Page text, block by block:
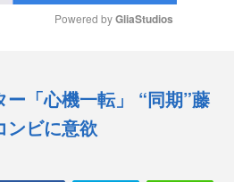
e
Powered by GliaStudios
「心機一転」 “同期”藤
ンビに意欲